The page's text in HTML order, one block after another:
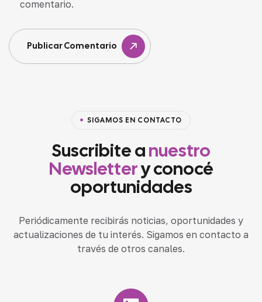
comentario.
Publicar Comentario
SIGAMOS EN CONTACTO
Suscribite anuestro
Newslettery conocé
oportunidades
Periódicamente recibirás noticias, oportunidades y
actualizaciones de tu interés. Sigamos en contacto a
través de otros canales.